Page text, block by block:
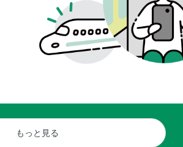
もっと見る